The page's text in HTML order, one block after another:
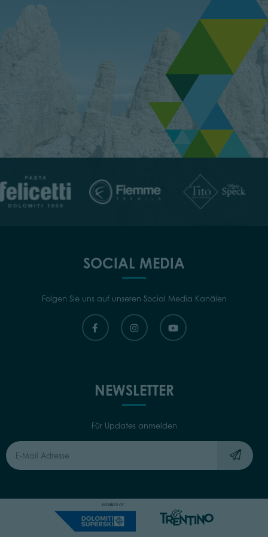
SOCIAL MEDIA
Folgen Sie uns auf unseren Social Media Kanälen
NEWSLETTER
Für Updates anmelden